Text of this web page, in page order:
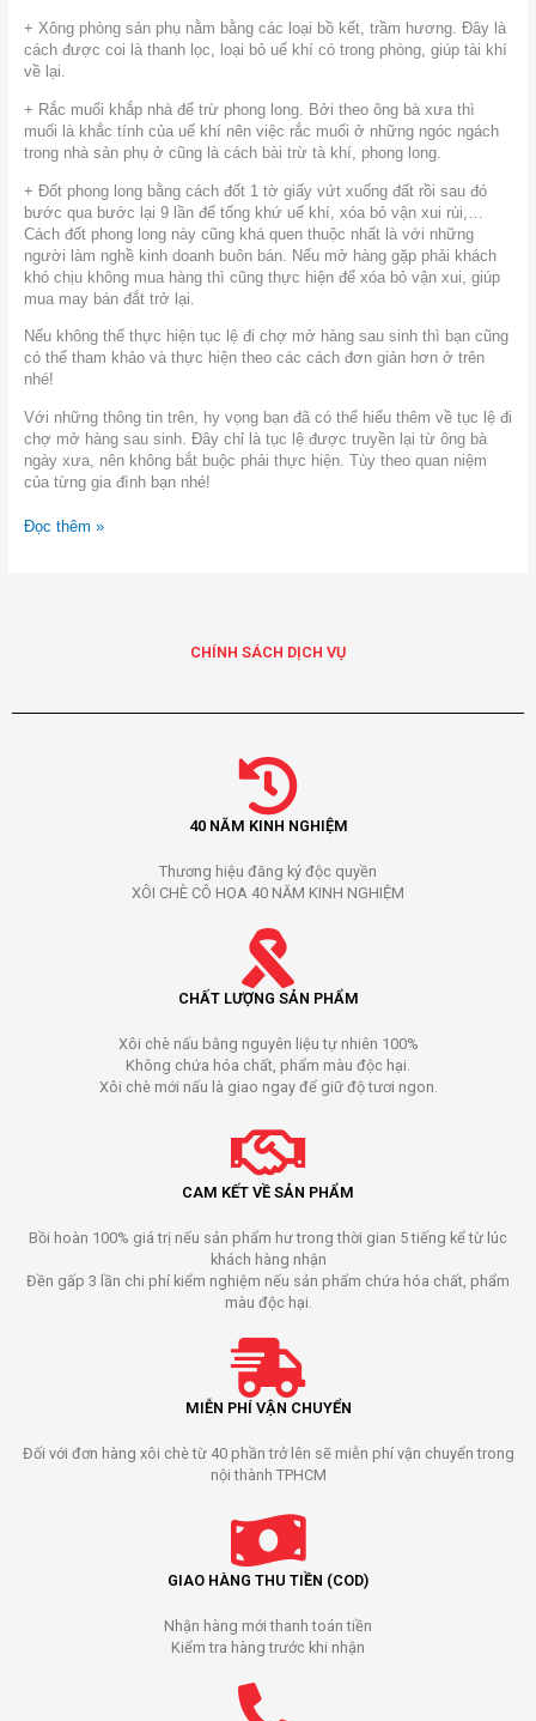
+ Xông phòng sản phụ nằm bằng các loại bồ kết, trầm hương. Đây là
cách được coi là thanh lọc, loại bỏ uế khí có trong phòng, giúp tài khí
về lại.
+ Rắc muối khắp nhà để trừ phong long. Bởi theo ông bà xưa thì
muối là khắc tính của uế khí nên việc rắc muối ở những ngóc ngách
trong nhà sản phụ ở cũng là cách bài trừ tà khí, phong long.
+ Đốt phong long bằng cách đốt 1 tờ giấy vứt xuống đất rồi sau đó
bước qua bước lại 9 lần để tống khứ uế khí, xóa bỏ vận xui rùi,…
Cách đốt phong long này cũng khá quen thuộc nhất là với những
người làm nghề kinh doanh buôn bán. Nếu mở hàng gặp phải khách
khó chịu không mua hàng thì cũng thực hiện để xóa bỏ vận xui, giúp
mua may bán đắt trở lại.
Nếu không thể thực hiện tục lệ đi chợ mở hàng sau sinh thì bạn cũng
có thể tham khảo và thực hiện theo các cách đơn giản hơn ở trên
nhé!
Với những thông tin trên, hy vọng bạn đã có thể hiểu thêm về tục lệ đi
chợ mở hàng sau sinh. Đây chỉ là tục lệ được truyền lại từ ông bà
ngày xưa, nên không bắt buộc phải thực hiện. Tùy theo quan niệm
của từng gia đình bạn nhé!
Đọc thêm »
CHÍNH SÁCH DỊCH VỤ
40 NĂM KINH NGHIỆM
Thương hiệu đăng ký độc quyền
XÔI CHÈ CÔ HOA 40 NĂM KINH NGHIỆM
CHẤT LƯỢNG SẢN PHẨM
Xôi chè nấu bằng nguyên liệu tự nhiên 100%
Không chứa hóa chất, phẩm màu độc hại.
Xôi chè mới nấu là giao ngay để giữ độ tươi ngon.
CAM KẾT VỀ SẢN PHẨM
Bồi hoàn 100% giá trị nếu sản phẩm hư trong thời gian 5 tiếng kể từ lúc
khách hàng nhận
Đền gấp 3 lần chi phí kiểm nghiệm nếu sản phẩm chứa hóa chất, phẩm
màu độc hại.
MIỄN PHÍ VẬN CHUYỂN
Đối với đơn hàng xôi chè từ 40 phần trở lên sẽ miễn phí vận chuyển trong
nội thành TPHCM
GIAO HÀNG THU TIỀN (COD)
Nhận hàng mới thanh toán tiền
Kiểm tra hàng trước khi nhận